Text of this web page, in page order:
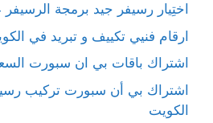
اختِيار رسيفر جيد برمجة الرسيفر 24 ساعة في الكويت
ارقام فنيي تكييف و تبريد في
اشتراك باقات بي ان سبورت
اشتراك بي أن سبورت تركيب
الكويت